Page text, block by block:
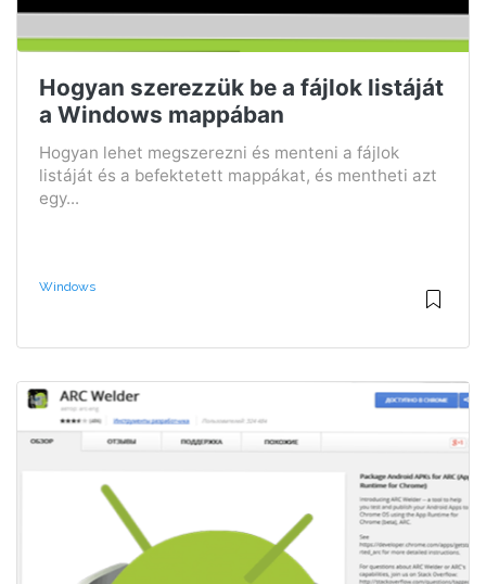
Hogyan szerezzük be a fájlok listáját
a Windows mappában
Hogyan lehet megszerezni és menteni a fájlok
listáját és a befektetett mappákat, és mentheti azt
egy...
Windows